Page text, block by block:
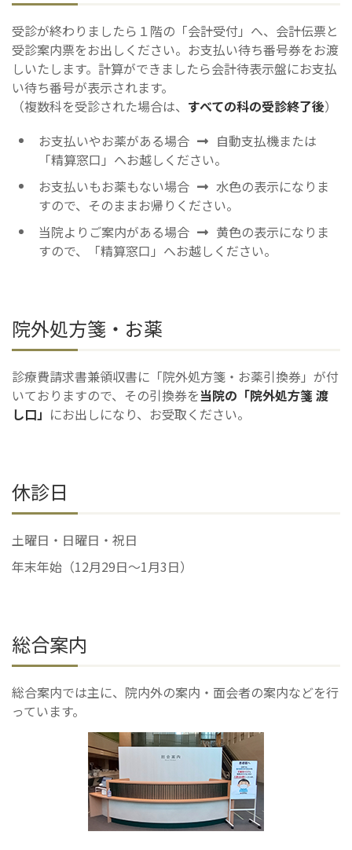
受診が終わりましたら１階の「会計受付」へ、会計伝票と
受診案内票をお出しください。お支払い待ち番号券をお渡
しいたします。計算ができましたら会計待表示盤にお支払
い待ち番号が表示されます。
（複数科を受診された場合は、 すべての科の受診終了後）
お支払いやお薬がある場合
自動支払機または
「精算窓口」へお越しください。
お支払いもお薬もない場合
水色の表示になりま
すので、そのままお帰りください。
当院よりご案内がある場合
黄色の表示になりま
すので、「精算窓口」へお越しください。
院外処方箋・お薬
診療費請求書兼領収書に「院外処方箋・お薬引換券」が付
いておりますので、その引換券を当院の「院外処方箋 渡
し口」 にお出しになり、お受取ください。
休診日
土曜日・日曜日・祝日
年末年始（12月29日～1月3日）
総合案内
総合案内では主に、院内外の案内・面会者の案内などを行
っています。